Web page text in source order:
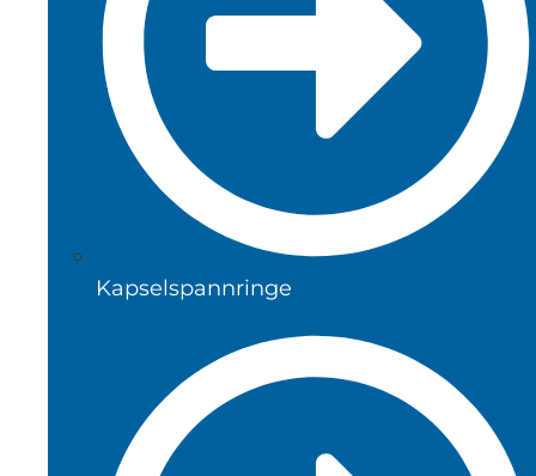
Kapselspannringe